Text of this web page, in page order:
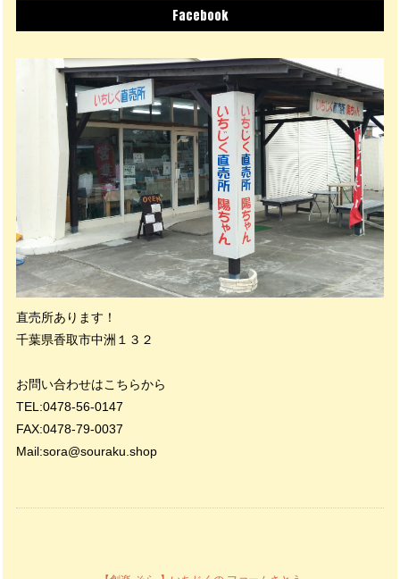
Facebook
直売所あります！
千葉県香取市中洲１３２
お問い合わせはこちらから
TEL:0478-56-0147
FAX:0478-79-0037
Mail:sora@souraku.shop